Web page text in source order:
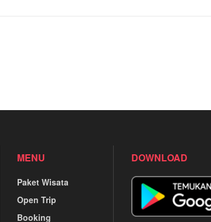
MENU
Paket Wisata
Open Trip
Booking
DOWNLOAD